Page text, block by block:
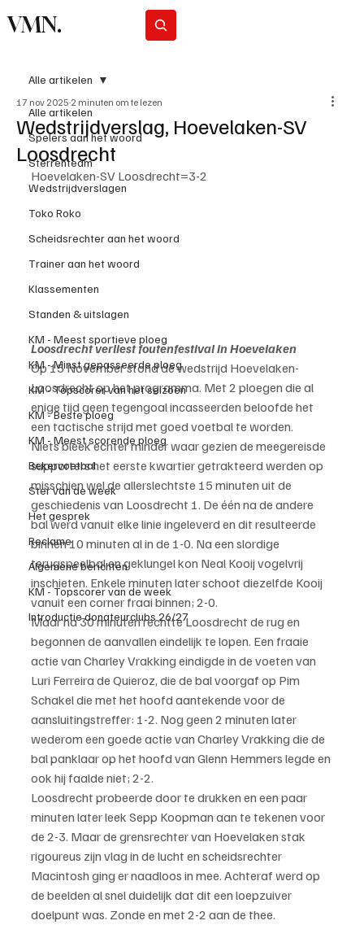
VMN.
Alle artikelen
Spelers aan het woord
Sterrenteam
Wedstrijdverslagen
Toko Roko
Scheidsrechter aan het woord
Trainer aan het woord
Klassementen
Standen & uitslagen
KM - Meest sportieve ploeg
KM - Minst gepasseerde ploeg
KM - Topscorer van het seizoen
KM - Beste ploeg
KM - Meest scorende ploeg
Bekervoetbal
Ster van de week
Het gesprek
Reclame
Algemene berichten
KM - Topscorer van de week
Introductie donateurclubs 26/27
Alle artikelen
Wedstrijdverslag, Hoevelaken-SV
Loosdrecht
17 nov 2025 2 minuten om te lezen
Hoevelaken-SV Loosdrecht=3-2
Loosdrecht verliest foutenfestival in Hoevelaken
Op 15 November stond de wedstrijd Hoevelaken-
Loosdrecht op het programma. Met 2 ploegen die al
enige tijd geen tegengoal incasseerden beloofde het
een tactische strijd met goed voetbal te worden.
Niets bleek echter minder waar gezien de meegereisde
supporters het eerste kwartier getrakteerd werden op
misschien wel de allerslechtste 15 minuten uit de
geschiedenis van Loosdrecht 1. De één na de andere
bal werd vanuit elke linie ingeleverd en dit resulteerde
binnen 10 minuten al in de 1-0. Na een slordige
terugspeelbal en geklungel kon Neal Kooij vogelvrij
inschieten. Enkele minuten later schoot diezelfde Kooij
vanuit een corner fraai binnen; 2-0.
Maar na 30 minuten rechtte Loosdrecht de rug en
begonnen de aanvallen eindelijk te lopen. Een fraaie
actie van Charley Vrakking eindigde in de voeten van
Luri Ferreira de Quieroz, die de bal voorgaf op Pim
Schakel die met het hoofd aantekende voor de
aansluitingstreffer: 1-2. Nog geen 2 minuten later
wederom een goede actie van Charley Vrakking die de
bal panklaar op het hoofd van Glenn Hemmers legde en
ook hij faalde niet; 2-2.
Loosdrecht probeerde door te drukken en een paar
minuten later leek Sepp Koopman aan te tekenen voor
de 2-3. Maar de grensrechter van Hoevelaken stak
rigoureus zijn vlag in de lucht en scheidsrechter
Macintosh ging er naadloos in mee. Achteraf werd op
de beelden al snel duidelijk dat dit een loepzuiver
doelpunt was. Zonde en met 2-2 aan de thee.